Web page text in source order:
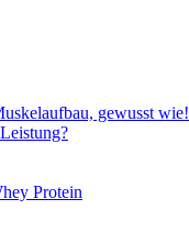
gewusst wie!
Protein